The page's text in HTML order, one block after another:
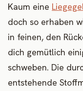
Kaum eine
doch so erhaben
in feinen, den
dich gemütlich
schweben. Die
entstehende